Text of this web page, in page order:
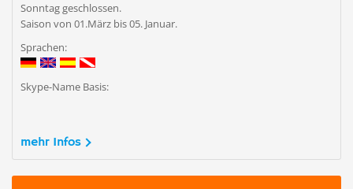
Sonntag geschlossen.
Saison von 01.März bis 05. Januar.
Sprachen:
Skype-Name Basis:
mehr Infos